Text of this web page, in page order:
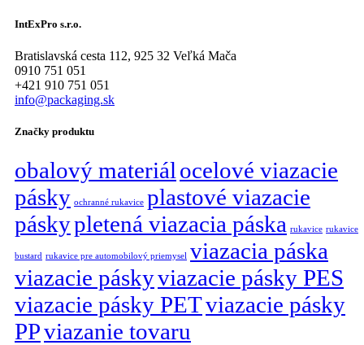
IntExPro s.r.o.
Bratislavská cesta 112, 925 32 Veľká Mača
0910 751 051
+421 910 751 051
info@packaging.sk
Značky produktu
obalový materiál ocelové viazacie
pásky ochranné rukavice plastové viazacie
páskypletená viazacia páska rukavice rukavice
bustard rukavice pre automobilový priemysel viazacia páska
viazacie páskyviazacie pásky PES
viazacie pásky PETviazacie pásky
PPviazanie tovaru